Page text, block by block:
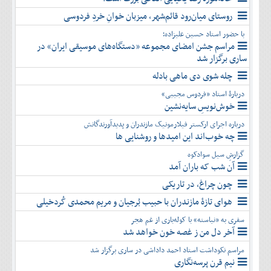
روستای میان‌رود قائم‌شهر، میزبان خوانِ خردِ فردوسی
با حضور استاد حسین علیزاده؛
مراسم جشن امضای مجموعه «دستگاه‌های موسیقی ایران» در
ساری برگزار شد
چله شوی دی ماهی بادله
دربارۀ استاد «فردوس مجیبی»
خوش‌نویسِ سایه‌نشین
درباره اجرای ارکستر فیلارمونیک مازندران و پدیدآورندگانش
چه خوب‌اند این امیدها و روشنایی ها
گزارشِ سیل سوادکوه
آن شب که باران آمد
چون چراغ، در تاریکی
هوای تازۀ مازندران با حبیب بُرجیان و مریم محمدی کُردخیلی
سفری به «نیاسته» با کوله‌باری از غم هجر
آخر دل من ز غصه خون خواهد شد
مراسم نکوداشت استاد احمد داداشی در ساری برگزار شد
نیم قرن پرسه‌نگاری